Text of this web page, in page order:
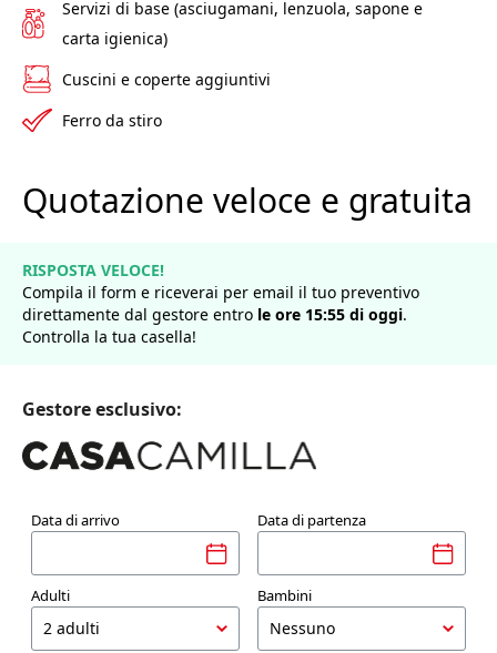
Servizi di base (asciugamani, lenzuola, sapone e
carta igienica)
Cuscini e coperte aggiuntivi
Ferro da stiro
Quotazione veloce e gratuita
RISPOSTA VELOCE!
Compila il form e riceverai per email il tuo preventivo
direttamente dal gestore entro le ore 15:55 di oggi.
Controlla la tua casella!
Gestore esclusivo:
Data di arrivo Data di partenza
Adulti Bambini